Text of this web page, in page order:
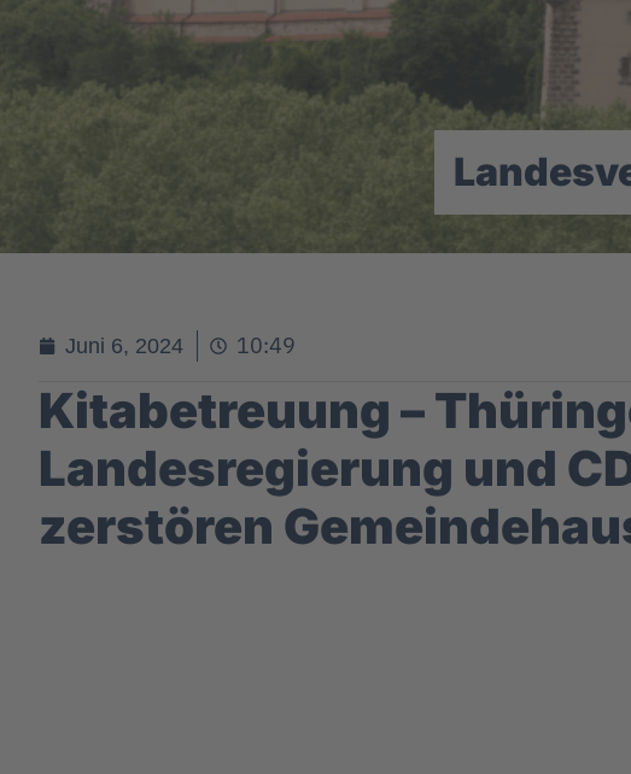
Juni 6, 2024 10:49
Kitabetreuung –
Landesregierung und
zerstören